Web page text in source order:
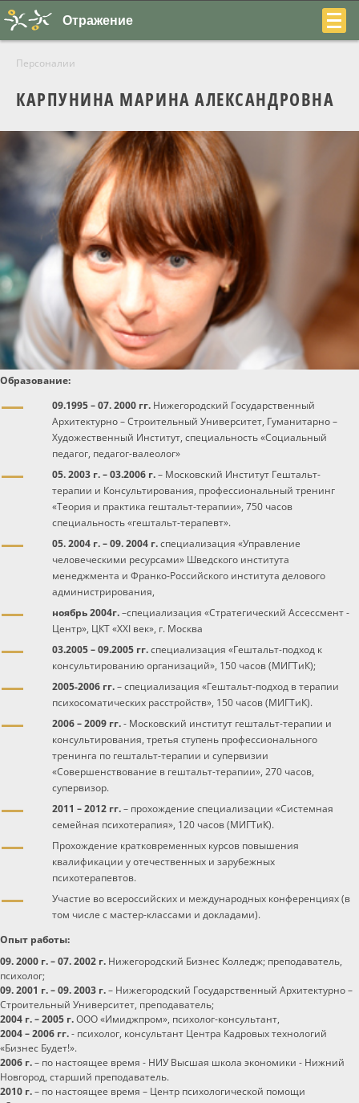
+7
(831)
230-
22-
04
О центре
Программы
Вебинары
Персоналии
Новости
Отражение
Персоналии
КАРПУНИНА МАРИНА АЛЕКСАНДРОВНА
Образование:
09.1995 – 07. 2000 гг. Нижегородский Государственный
Архитектурно – Строительный Университет, Гуманитарно –
Художественный Институт, специальность «Социальный
педагог, педагог-валеолог»
05. 2003 г. – 03.2006 г.– Московский Институт Гештальт-
терапии и Консультирования, профессиональный тренинг
«Теория и практика гештальт-терапии», 750 часов
специальность «гештальт-терапевт».
05. 2004 г. – 09. 2004 г.специализация «Управление
человеческими ресурсами» Шведского института
менеджмента и Франко-Российского института делового
администрирования,
ноябрь 2004г.–специализация «Стратегический Ассессмент -
Центр», ЦКТ «ХХI век», г. Москва
03.2005 – 09.2005 гг.специализация «Гештальт-подход к
консультированию организаций», 150 часов (МИГТиК);
2005-2006 гг.– специализация «Гештальт-подход в терапии
психосоматических расстройств», 150 часов (МИГТиК).
2006 – 2009 гг.- Московский институт гештальт-терапии и
консультирования, третья ступень профессионального
тренинга по гештальт-терапии и супервизии
«Совершенствование в гештальт-терапии», 270 часов,
супервизор.
2011 – 2012 гг.– прохождение специализации «Системная
семейная психотерапия», 120 часов (МИГТиК).
Прохождение кратковременных курсов повышения
квалификации у отечественных и зарубежных
психотерапевтов.
Участие во всероссийских и международных конференциях (в
том числе с мастер-классами и докладами).
Опыт работы:
09. 2000 г. – 07. 2002 г. Нижегородский Бизнес Колледж; преподаватель,
психолог;
09. 2001 г. – 09. 2003 г.– Нижегородский Государственный Архитектурно –
Строительный Университет, преподаватель;
2004 г. – 2005 г.ООО «Имиджпром», психолог-консультант,
2004 – 2006 гг.- психолог, консультант Центра Кадровых технологий
«Бизнес Будет!».
2006 г.– по настоящее время - НИУ Высшая школа экономики - Нижний
Новгород, старший преподаватель.
2010 г.– по настоящее время – Центр психологической помощи